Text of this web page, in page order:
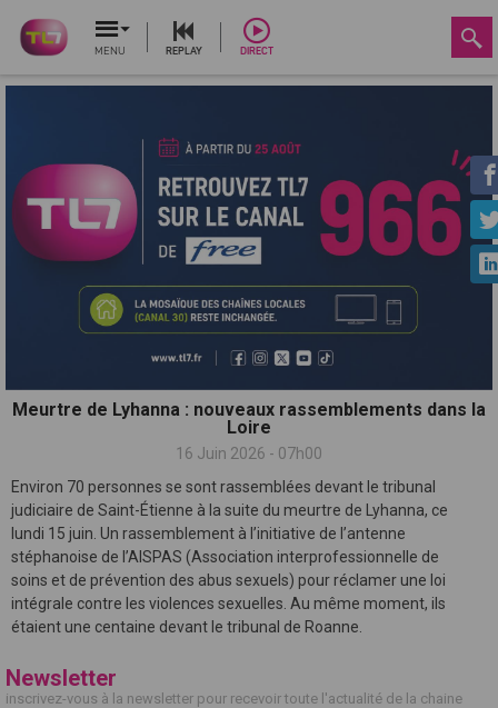
MENU REPLAY DIRECT
Meurtre de Lyhanna : nouveaux rassemblements dans la
Loire
16 Juin 2026 - 07h00
Environ 70 personnes se sont rassemblées devant le tribunal
judiciaire de Saint-Étienne à la suite du meurtre de Lyhanna, ce
lundi 15 juin. Un rassemblement à l’initiative de l’antenne
stéphanoise de l’AISPAS (Association interprofessionnelle de
soins et de prévention des abus sexuels) pour réclamer une loi
intégrale contre les violences sexuelles. Au même moment, ils
étaient une centaine devant le tribunal de Roanne.
Newsletter
inscrivez-vous à la newsletter pour recevoir toute l'actualité de la chaine